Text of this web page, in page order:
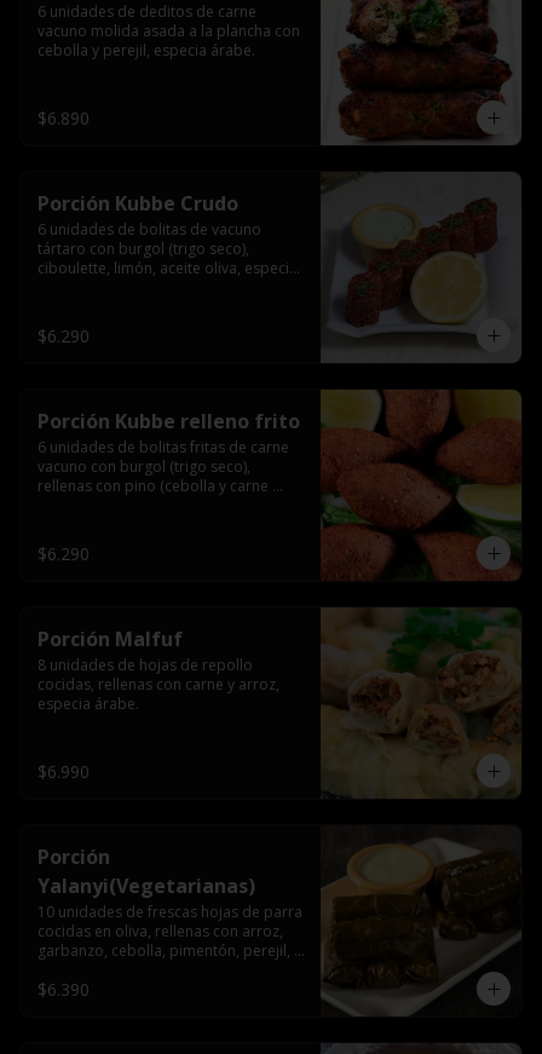
6 unidades de deditos de carne
vacuno molida asada a la plancha con
cebolla y perejil, especia árabe.
$6.890
Porción Kubbe Crudo
6 unidades de bolitas de vacuno
tártaro con burgol (trigo seco),
ciboulette, limón, aceite oliva, especia
$6.290
Porción Kubbe relleno frito
6 unidades de bolitas fritas de carne
vacuno con burgol (trigo seco),
rellenas con pino (cebolla y carne
$6.290
Porción Malfuf
8 unidades de hojas de repollo
cocidas, rellenas con carne y arroz,
especia árabe.
$6.990
Porción
Yalanyi(Vegetarianas)
10 unidades de frescas hojas de parra
cocidas en oliva, rellenas con arroz,
garbanzo, cebolla, pimentón, perejil,
$6.390